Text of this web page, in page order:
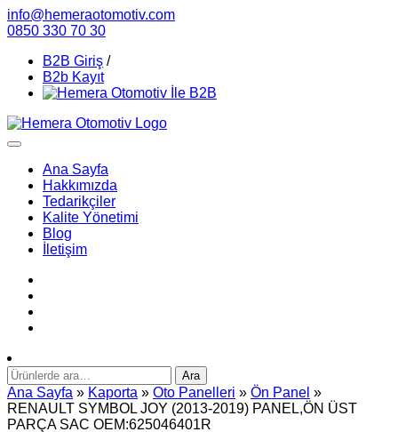
info@hemeraotomotiv.com
0850 330 70 30
B2B Giriş /
B2b Kayıt
Ana Sayfa
Hakkımızda
Tedarikçiler
Kalite Yönetimi
Blog
İletişim
Ara: Ara
Ana Sayfa » Kaporta » Oto Panelleri » Ön Panel »
RENAULT SYMBOL JOY (2013-2019) PANEL,ÖN ÜST
PARÇA SAC OEM:625046401R